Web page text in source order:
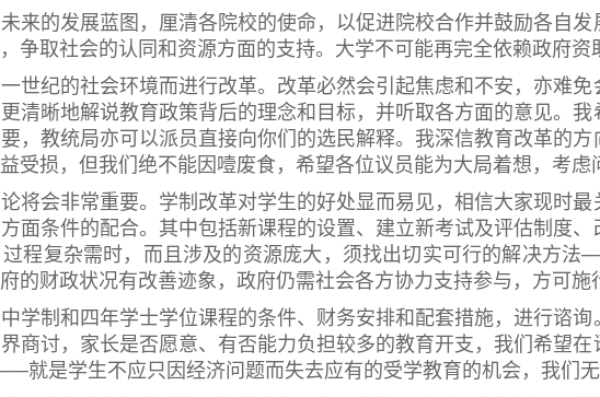
的发展蓝图，厘清各院校的使命，以促进院校合作并鼓励各自发
争取社会的认同和资源方面的支持。大学不可能再完全依赖政府资
纪的社会环境而进行改革。改革必然会引起焦虑和不安，亦难免
清晰地解说教育政策背后的理念和目标，并听取各方面的意见。
，教统局亦可以派员直接向你们的选民解释。我深信教育改革的
受损，但我们绝不能因噎废食，希望各位议员能为大局着想，考虑
会非常重要。学制改革对学生的好处显而易见，相信大家现时最
面条件的配合。其中包括新课程的设置、建立新考试及评估制度
程复杂需时，而且涉及的资源庞大，须找出切实可行的解决方法
的财政状况有改善迹象，政府仍需社会各方协力支持参与，方可施
制和四年学士学位课程的条件、财务安排和配套措施，进行谘询
商讨，家长是否愿意、有否能力负担较多的教育开支，我们希望在
就是学生不应只因经济问题而失去应有的受学教育的机会，我们